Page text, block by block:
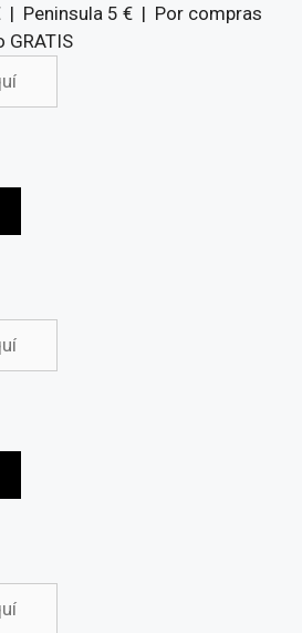
| Peninsula 5 € | Por compras
GRATIS